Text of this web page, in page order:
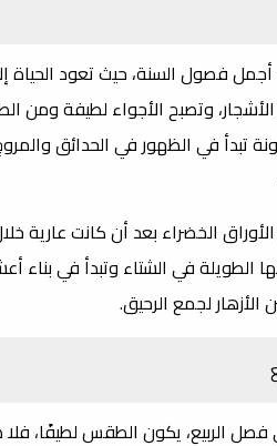
فصول السنة، حيث تعود الحياة
وتصبح الأجواء لطيفة ومن
تبدأ في الظهور في الحدائق
الأوراق الخضراء بعد أن كانت عارية
الطويلة في الشتاء وتبدأ في
لجمع الرحيق.
فصل الربيع، يكون الطقس لطيفًا،